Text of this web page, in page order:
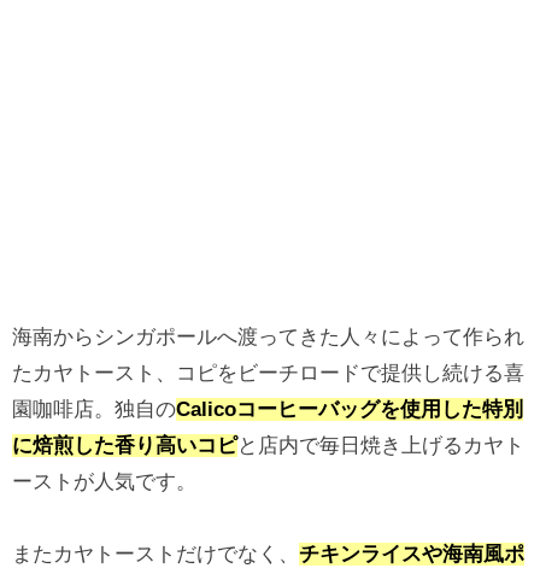
海南からシンガポールへ渡ってきた人々によって作られ
たカヤトースト、コピをビーチロードで提供し続ける喜
園咖啡店。独自のCalicoコーヒーバッグを使用した特別
に焙煎した香り高いコピと店内で毎日焼き上げるカヤト
ーストが人気です。
またカヤトーストだけでなく、 チキンライスや海南風ポ